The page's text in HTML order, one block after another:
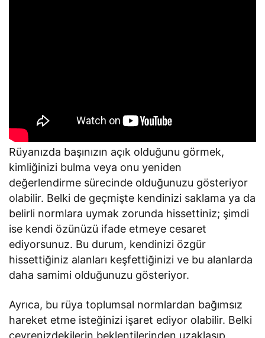
Rüyanızda başınızın açık olduğunu görmek,
kimliğinizi bulma veya onu yeniden
değerlendirme sürecinde olduğunuzu gösteriyor
olabilir. Belki de geçmişte kendinizi saklama ya da
belirli normlara uymak zorunda hissettiniz; şimdi
ise kendi özünüzü ifade etmeye cesaret
ediyorsunuz. Bu durum, kendinizi özgür
hissettiğiniz alanları keşfettiğinizi ve bu alanlarda
daha samimi olduğunuzu gösteriyor.
Ayrıca, bu rüya toplumsal normlardan bağımsız
hareket etme isteğinizi işaret ediyor olabilir. Belki
çevrenizdekilerin beklentilerinden uzaklaşıp,